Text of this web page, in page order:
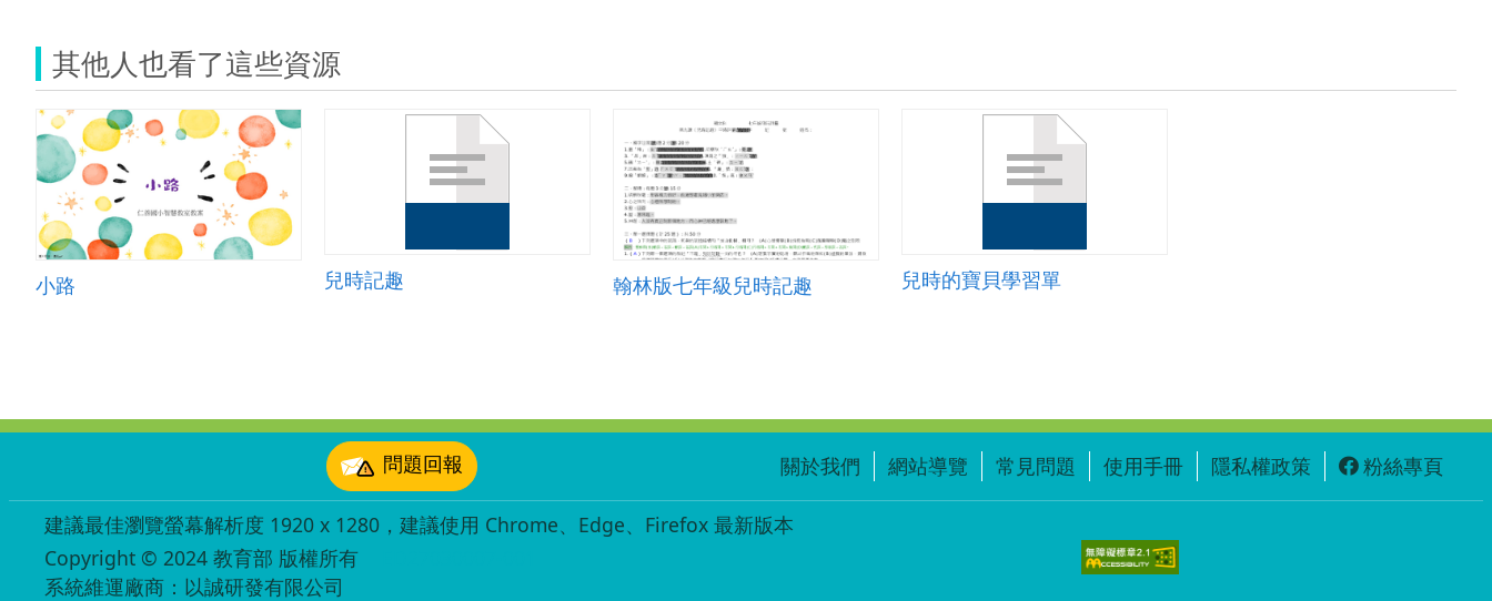
其他人也看了這些資源
小路 兒時記趣 翰林版七年級兒時記趣 兒時的寶貝學習單
問題回報 關於我們 網站導覽 常見問題 使用手冊 隱私權政策 粉絲專頁
建議最佳瀏覽螢幕解析度 1920 x 1280，建議使用 Chrome、Edge、Firefox 最新版本
Copyright © 2024 教育部 版權所有
系統維運廠商：以誠研發有限公司